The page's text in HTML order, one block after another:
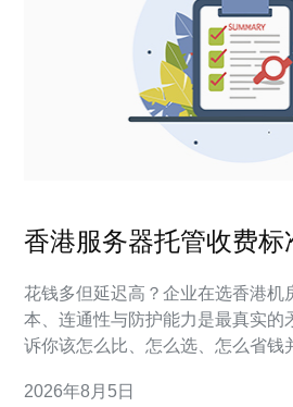
香港服务器托管收费标
花钱多但延迟高？企业在选香港机
本、连通性与防护能力是最真实的
诉你该怎么比、怎么选、怎么省钱
速决策并减少试错成本。 香港服务器托管的主要费用构成
2026年8月5日